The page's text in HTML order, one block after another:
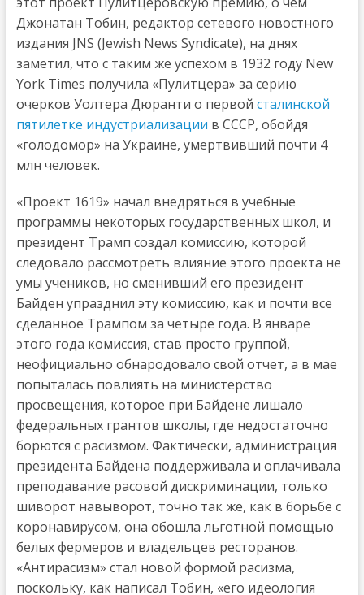
Джонатан Тобин, редактор сетевого новостного
издания JNS (Jewish News Syndicate), на днях
заметил, что с таким же успехом в 1932 году New
York Times получила «Пулитцера» за серию
очерков Уолтера Дюранти о первой сталинской
пятилетке индустриализации в СССР, обойдя
«голодомор» на Украине, умертвивший почти 4
млн человек.
«Проект 1619» начал внедряться в учебные
программы некоторых государственных школ, и
президент Трамп создал комиссию, которой
следовало рассмотреть влияние этого проекта не
умы учеников, но сменивший его президент
Байден упразднил эту комиссию, как и почти все
сделанное Трампом за четыре года. В январе
этого года комиссия, став просто группой,
неофициально обнародовало свой отчет, а в мае
попыталась повлиять на министерство
просвещения, которое при Байдене лишало
федеральных грантов школы, где недостаточно
борются с расизмом. Фактически, администрация
президента Байдена поддерживала и оплачивала
преподавание расовой дискриминации, только
шиворот навыворот, точно так же, как в борьбе с
коронавирусом, она обошла льготной помощью
белых фермеров и владельцев ресторанов.
«Антирасизм» стал новой формой расизма,
поскольку, как написал Тобин, «его идеология